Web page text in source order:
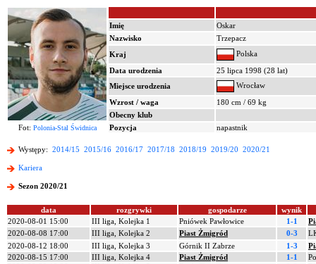
Imię
Oskar
Nazwisko
Trzepacz
Kraj
Polska
Data urodzenia
25 lipca 1998 (28 lat)
Miejsce urodzenia
Wrocław
Wzrost / waga
180 cm / 69 kg
Obecny klub
Fot: Polonia-Stal Świdnica Pozycja napastnik
Występy: 2014/15 2015/16 2016/17 2017/18 2018/19 2019/20 2020/21
Kariera
Sezon 2020/21
data rozgrywki gospodarze
wynik
2020-08-01 15:00
III liga, Kolejka 1 Pniówek Pawłowice 1-1
2020-08-08 17:00
III liga, Kolejka 2 Piast Żmigród 0-3
2020-08-12 18:00
III liga, Kolejka 3 Górnik II Zabrze 1-3
2020-08-15 17:00
III liga, Kolejka 4 Piast Żmigród 1-1